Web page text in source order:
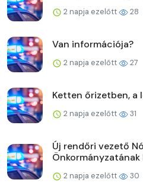
2 napja ezelőtt 28
Van információja?
2 napja ezelőtt 27
Ketten őrizetben,
2 napja ezelőtt 31
Új rendőri vezető
Önkormányzatának
2 napja ezelőtt 30